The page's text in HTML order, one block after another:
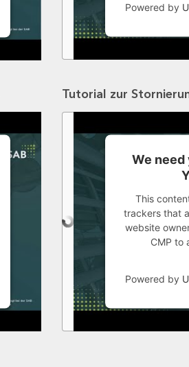
Powered by
Tutorial zur
We
This
trackers that
website
CMP to
Powered by